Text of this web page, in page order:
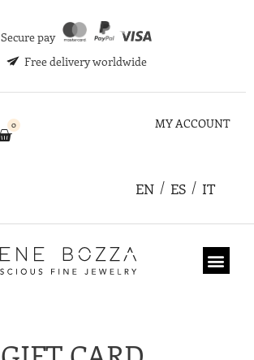
Secure pay
Free delivery worldwide
0 MY ACCOUNT
EN ES IT